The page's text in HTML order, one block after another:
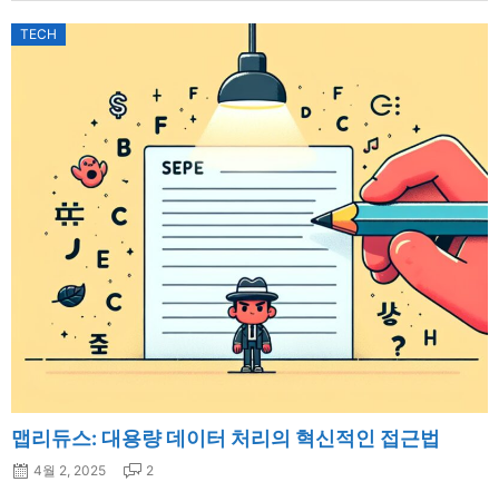
TECH
맵리듀스: 대용량 데이터 처리의 혁신적인 접근법
4월 2, 2025 2